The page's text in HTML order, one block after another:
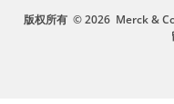
版权所有 © 2026 Merck &